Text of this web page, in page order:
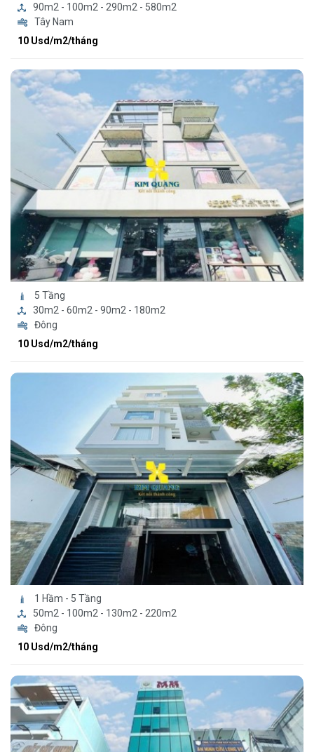
90m2 - 100m2 - 290m2 - 580m2
Tây Nam
10 Usd/m2/tháng
5 Tầng
30m2 - 60m2 - 90m2 - 180m2
Đông
10 Usd/m2/tháng
1 Hầm - 5 Tầng
50m2 - 100m2 - 130m2 - 220m2
Đông
10 Usd/m2/tháng